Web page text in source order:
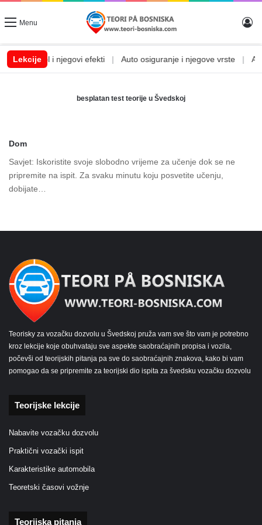
Menu
Lekcije
Alkohol i njegovi efekti Auto osiguranje i njegove vrste
besplatan test teorije u Švedskoj
Dom
Savjet: Iskoristite svoje slobodno vrijeme za učenje dok se ne
pripremite na ispit. Za svaku minutu koju posvetite učenju,
dobijate…
Teorisky za vozačku dozvolu u Švedskoj pruža vam sve što vam je potrebno
kroz lekcije koje obuhvataju sve aspekte saobraćajnih propisa i vozila,
počevši od teorijskih pitanja pa sve do saobraćajnih znakova, kako bi vam
pomogao da se pripremite za teorijski dio ispita za švedsku vozačku dozvolu
Teorijske lekcije
Nabavite vozačku dozvolu
Praktični vozački ispit
Karakteristike automobila
Teoretski časovi vožnje
Teorijska pitanja